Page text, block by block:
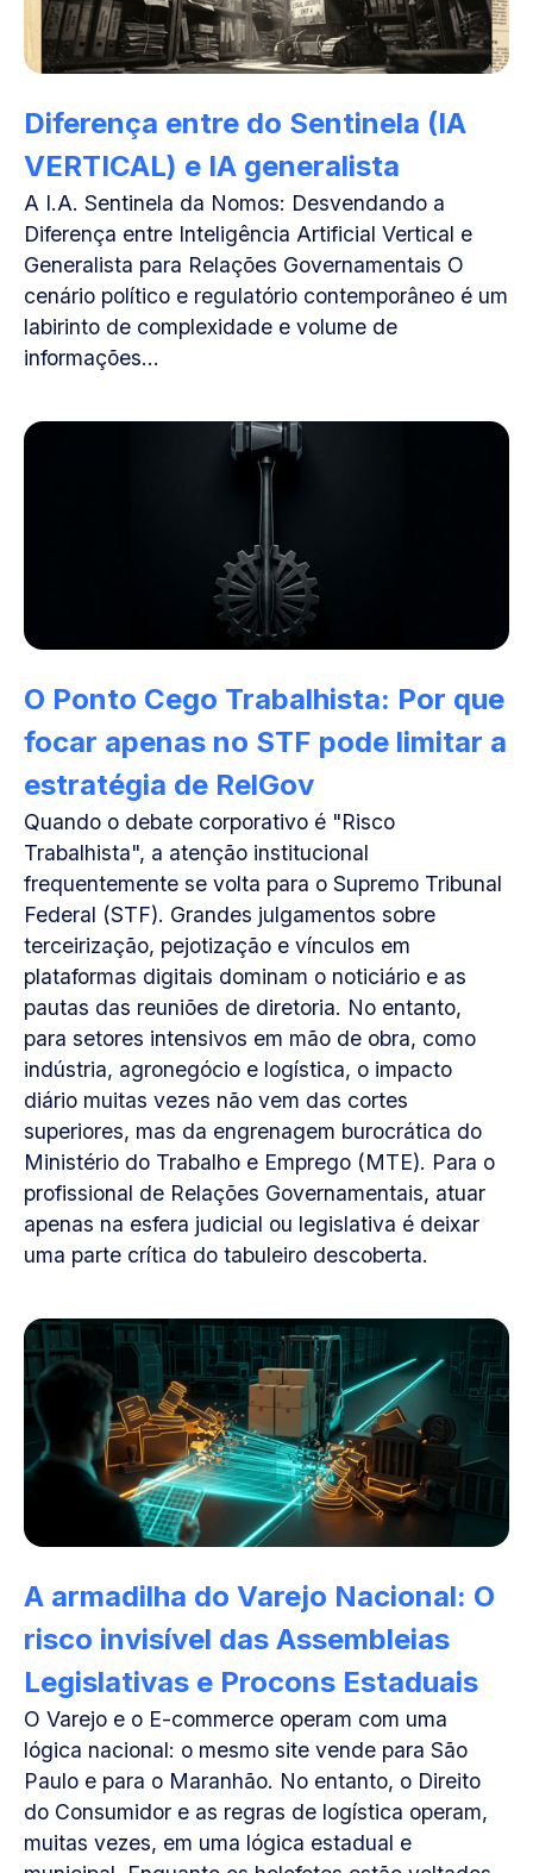
Diferença entre do Sentinela (IA
VERTICAL) e IA generalista
A I.A. Sentinela da Nomos: Desvendando a
Diferença entre Inteligência Artificial Vertical e
Generalista para Relações Governamentais O
cenário político e regulatório contemporâneo é um
labirinto de complexidade e volume de
informações...
O Ponto Cego Trabalhista: Por que
focar apenas no STF pode limitar a
estratégia de RelGov
Quando o debate corporativo é "Risco
Trabalhista", a atenção institucional
frequentemente se volta para o Supremo Tribunal
Federal (STF). Grandes julgamentos sobre
terceirização, pejotização e vínculos em
plataformas digitais dominam o noticiário e as
pautas das reuniões de diretoria. No entanto,
para setores intensivos em mão de obra, como
indústria, agronegócio e logística, o impacto
diário muitas vezes não vem das cortes
superiores, mas da engrenagem burocrática do
Ministério do Trabalho e Emprego (MTE). Para o
profissional de Relações Governamentais, atuar
apenas na esfera judicial ou legislativa é deixar
uma parte crítica do tabuleiro descoberta.
A armadilha do Varejo Nacional: O
risco invisível das Assembleias
Legislativas e Procons Estaduais
O Varejo e o E-commerce operam com uma
lógica nacional: o mesmo site vende para São
Paulo e para o Maranhão. No entanto, o Direito
do Consumidor e as regras de logística operam,
muitas vezes, em uma lógica estadual e